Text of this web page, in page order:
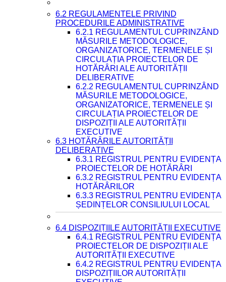
6.2 REGULAMENTELE PRIVIND
PROCEDURILE ADMINISTRATIVE
6.2.1 REGULAMENTUL CUPRINZÂND
MĂSURILE METODOLOGICE,
ORGANIZATORICE, TERMENELE ȘI
CIRCULAȚIA PROIECTELOR DE
HOTĂRÂRI ALE AUTORITĂȚII
DELIBERATIVE
6.2.2 REGULAMENTUL CUPRINZÂND
MĂSURILE METODOLOGICE,
ORGANIZATORICE, TERMENELE ȘI
CIRCULAȚIA PROIECTELOR DE
DISPOZIȚII ALE AUTORITĂȚII
EXECUTIVE
6.3 HOTĂRÂRILE AUTORITĂȚII
DELIBERATIVE
6.3.1 REGISTRUL PENTRU EVIDENȚA
PROIECTELOR DE HOTĂRÂRI
6.3.2 REGISTRUL PENTRU EVIDENȚA
HOTĂRÂRILOR
6.3.3 REGISTRUL PENTRU EVIDENȚA
ȘEDINȚELOR CONSILIULUI LOCAL
6.4 DISPOZIȚIILE AUTORITĂȚII EXECUTIVE
6.4.1 REGISTRUL PENTRU EVIDENȚA
PROIECTELOR DE DISPOZIȚII ALE
AUTORITĂȚII EXECUTIVE
6.4.2 REGISTRUL PENTRU EVIDENȚA
DISPOZIȚIILOR AUTORITĂȚII